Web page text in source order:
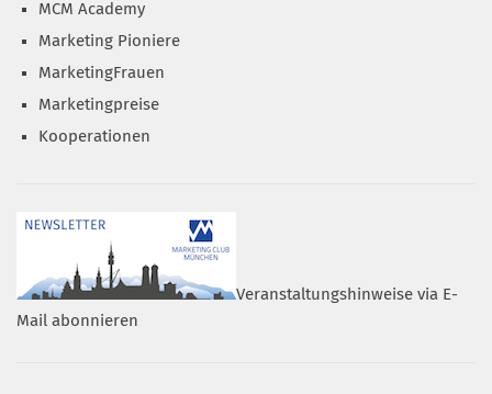
MCM Academy
Marketing Pioniere
MarketingFrauen
Marketingpreise
Kooperationen
Veranstaltungshinweise via E-
Mail abonnieren